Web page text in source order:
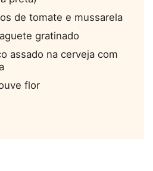
de tomate e mussarela
gratinado
assado na cerveja com
flor